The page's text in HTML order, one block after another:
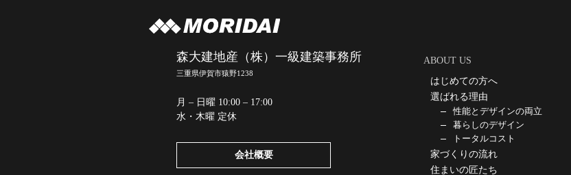
森大建地産（株）一級建築事務所
三重県伊賀市猿野1238
月 – 日曜 10:00 – 17:00
水・木曜 定休
会社概要
ABOUT US
はじめての方へ
選ばれる理由
性能とデザインの両立
暮らしのデザイン
トータルコスト
家づくりの流れ
住まいの匠たち